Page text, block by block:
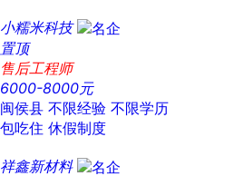
小糯米科技
置顶
售后工程师
6000-8000元
闽侯县 不限经验 不限学历
包吃住 休假制度
祥鑫新材料